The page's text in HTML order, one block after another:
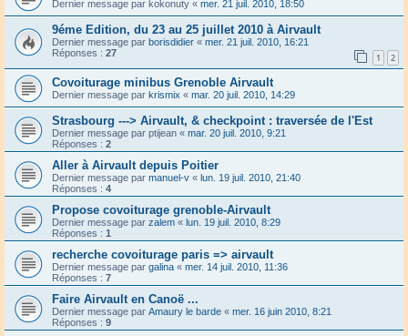
Dernier message par kokonuty « mer. 21 juil. 2010, 18:50
9éme Edition, du 23 au 25 juillet 2010 à Airvault
Dernier message par borisdidier « mer. 21 juil. 2010, 16:21
Réponses : 27 1 2
Covoiturage minibus Grenoble Airvault
Dernier message par krismix « mar. 20 juil. 2010, 14:29
Strasbourg ---> Airvault, & checkpoint : traversée de l'Est
Dernier message par ptijean « mar. 20 juil. 2010, 9:21
Réponses : 2
Aller à Airvault depuis Poitier
Dernier message par manuel-v « lun. 19 juil. 2010, 21:40
Réponses : 4
Propose covoiturage grenoble-Airvault
Dernier message par zalem « lun. 19 juil. 2010, 8:29
Réponses : 1
recherche covoiturage paris => airvault
Dernier message par galina « mer. 14 juil. 2010, 11:36
Réponses : 7
Faire Airvault en Canoë ...
Dernier message par Amaury le barde « mer. 16 juin 2010, 8:21
Réponses : 9